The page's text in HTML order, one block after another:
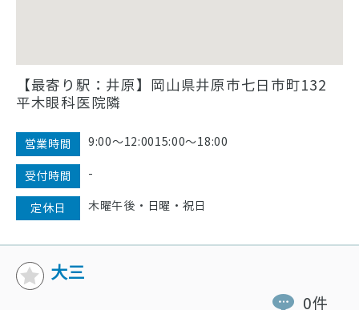
【最寄り駅：井原】岡山県井原市七日市町132
平木眼科医院隣
営業時間 9:00〜12:0015:00〜18:00
受付時間 -
定休日 木曜午後・日曜・祝日
大三
0件